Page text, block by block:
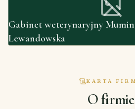
Gabinet weterynaryjny
Lewandowska
KARTA
O firmie